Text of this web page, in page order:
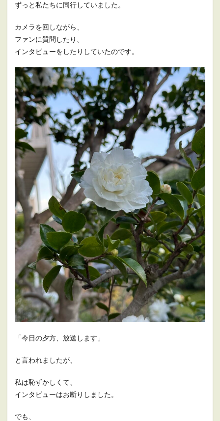
ずっと私たちに同行していました。
カメラを回しながら、
ファンに質問したり、
インタビューをしたりしていたのです。
「今日の夕方、放送します」
と言われましたが、
私は恥ずかしくて、
インタビューはお断りしました。
でも、